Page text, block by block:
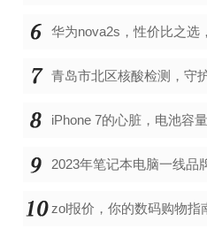
iPhone 7的心脏，电池容
zol报价，你的数码购物指